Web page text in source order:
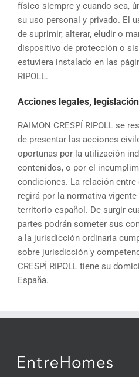
físico siempre y cuando sea,
su uso personal y privado. El
de suprimir, alterar, eludir o
dispositivo de protección o
estuviera instalado en las
RIPOLL.
Acciones legales,
RAIMON CRESPÍ RIPOLL se
de presentar las acciones
oportunas por la utilización
contenidos, o por el
condiciones. La relación
regirá por la normativa vigente
territorio español. De surgir
partes podrán someter sus
a la jurisdicción ordinaria
sobre jurisdicción y
CRESPÍ RIPOLL tiene su
España.